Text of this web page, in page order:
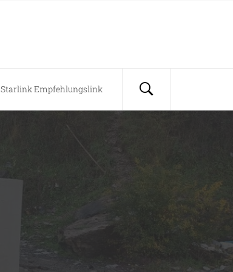
Starlink Empfehlungslink